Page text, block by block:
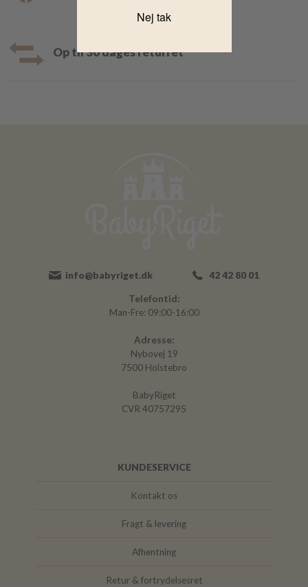
Op til 30 dages returret
info@babyriget.dk 42 42 80 01
Telefontid:
Man-Fre: 09:00-16:00
Adresse:
Nybovej 19
7500 Holstebro
BabyRiget
CVR 40757295
KUNDESERVICE
Kontakt os
Fragt & levering
Afhentning
Retur & fortrydelsesret
Nej tak